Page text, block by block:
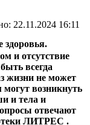
22.11.2024 16:11
здоровья.
и отсутствие
всегда
жизни не может
возникнуть
и тела и
отвечают
ЛИТРЕС .